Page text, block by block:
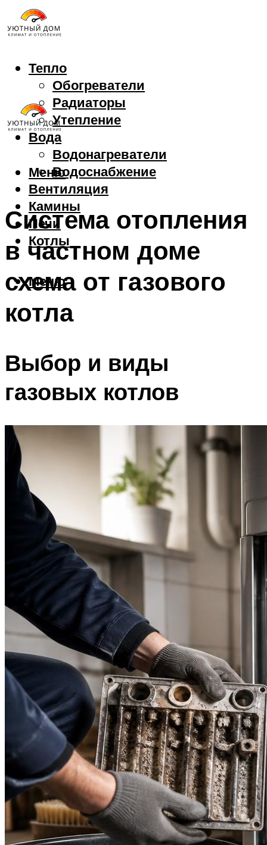
Тепло
Обогреватели
Радиаторы
Утепление
Вода
Водонагреватели
Водоснабжение
Вентиляция
Камины
Печи
Котлы
Меню
Меню
Система отопления
в частном доме
схема от газового
котла
Выбор и виды
газовых котлов